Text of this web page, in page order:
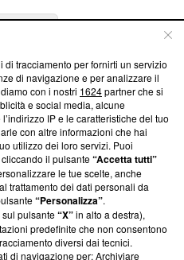
trasparenti su Blasting
e su come ci impegniamo a
la nostra aderenza a
Blasting News non è
ma ha richiesto di farne
effettuato una verifica di
tracciamento per fornirti un servizio
di navigazione e per analizzare il
con i nostri 1624partner che si
e social media, alcune
IP e le caratteristiche del tuo
con altre informazioni che hai
utilizzo dei loro servizi. Puoi
il pulsante“Accetta tutti”
le tue scelte, anche
trattamento dei dati personali da
“Personalizza”.
pulsante“X”in alto a destra),
predefinite che non consentono
diversi dai tecnici.
di navigazione per: Archiviare